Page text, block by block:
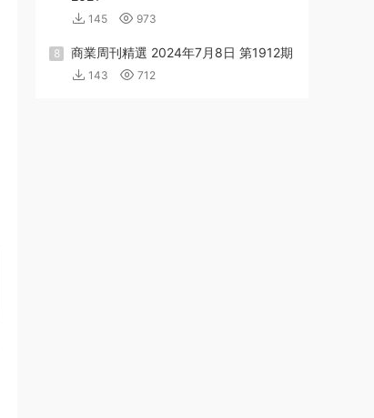
145 973
8 商業周刊精選 2024年7月8日 第1912期
143 712